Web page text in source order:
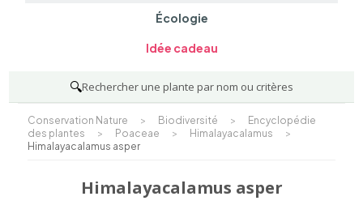
Écologie
Idée cadeau
🔍Rechercher une plante par nom ou critères
Conservation Nature > Biodiversité >
Encyclopédie
des plantes
> Poaceae > Himalayacalamus
>
Himalayacalamus asper
Himalayacalamus asper